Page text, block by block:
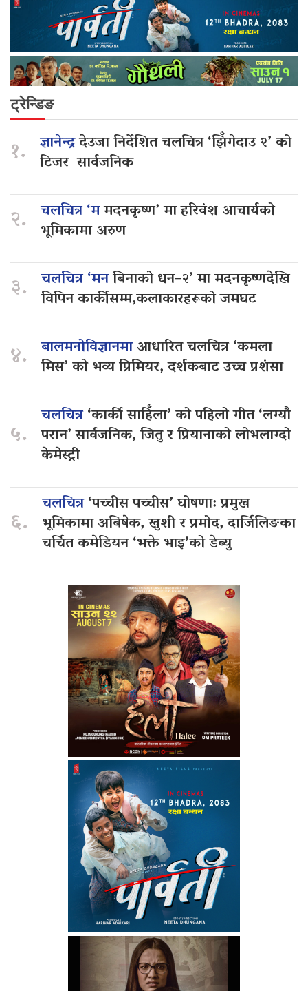
ट्रेन्डिङ
१. ज्ञानेन्द्रदेउजा निर्देशित चलचित्र ‘झिँगेदाउ २’ को
टिजर सार्वजनिक
२. चलचित्र ‘ममदनकृष्ण’ मा हरिवंश आचार्यको
भूमिकामा अरुण
३. चलचित्र ‘मनबिनाको धन–२’ मा मदनकृष्णदेखि
विपिन कार्कीसम्म,कलाकारहरूको जमघट
४. बालमनोविज्ञानमाआधारित चलचित्र ‘कमला
मिस’ को भव्य प्रिमियर, दर्शकबाट उच्च प्रशंसा
५.
चलचित्र‘कार्की साहिँला’ को पहिलो गीत ‘लग्यौ
परान’ सार्वजनिक, जितु र प्रियानाको लोभलाग्दो
केमेस्ट्री
६.
चलचित्र‘पच्चीस पच्चीस’ घोषणा: प्रमुख
भूमिकामा अबिषेक, खुशी र प्रमोद, दार्जिलिङका
चर्चित कमेडियन ‘भक्ते भाइ’को डेब्यु